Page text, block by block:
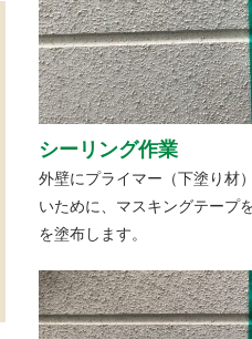
シーリング作業
外壁にプライマー（下塗り材
いために、マスキングテープ
を塗布します。